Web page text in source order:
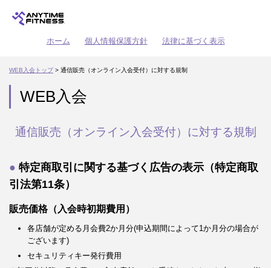
ホーム 個人情報保護方針 法律に基づく表示
WEB入会トップ> 通信販売（オンライン入会受付）に対する規制
WEB入会
通信販売（オンライン入会受付）に対する規制
特定商取引に関する基づく広告の表示（特定商取
引法第11条）
販売価格（入会時初期費用）
各店舗が定める月会費2か月分(申込期間によって1か月分の場合が
ございます)
セキュリティキー発行費用